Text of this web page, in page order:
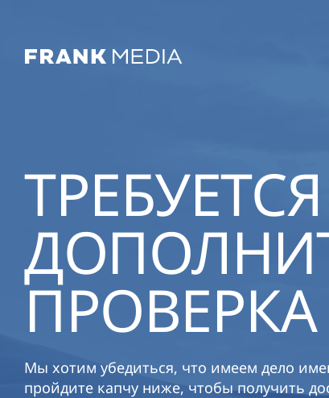
ТРЕБУЕТСЯ
ПРОВЕРКА
Мы хотим убедиться, что имеем дело
пройдите капчу ниже, чтобы получить